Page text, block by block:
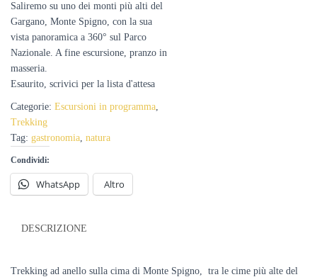
Saliremo su uno dei monti più alti del
Gargano, Monte Spigno, con la sua
vista panoramica a 360° sul Parco
Nazionale. A fine escursione, pranzo in
masseria.
Esaurito
Categorie: Escursioni in programma,
Trekking
Tag: gastronomia, natura
Condividi:
WhatsApp Altro
DESCRIZIONE
Trekking ad anello sulla cima di Monte Spigno, tra le cime più alte del